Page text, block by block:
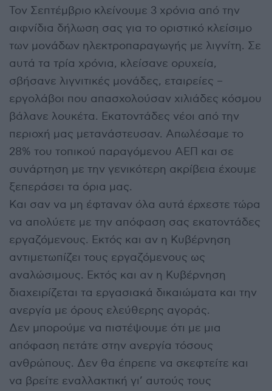
Τον Σεπτέμβριο κλείνουμε 3 χρόνια από την
αιφνίδια δήλωση σας για το οριστικό κλείσιμο
των μονάδων ηλεκτροπαραγωγής με λιγνίτη. Σε
αυτά τα τρία χρόνια, κλείσανε ορυχεία,
σβήσανε λιγνιτικές μονάδες, εταιρείες –
εργολάβοι που απασχολούσαν χιλιάδες κόσμου
βάλανε λουκέτα. Εκατοντάδες νέοι από την
περιοχή μας μετανάστευσαν. Απωλέσαμε το
28% του τοπικού παραγόμενου ΑΕΠ και σε
συνάρτηση με την γενικότερη ακρίβεια έχουμε
ξεπεράσει τα όρια μας.
Και σαν να μη έφταναν όλα αυτά έρχεστε τώρα
να απολύετε με την απόφαση σας εκατοντάδες
εργαζόμενους. Εκτός και αν η Κυβέρνηση
αντιμετωπίζει τους εργαζόμενους ως
αναλώσιμους. Εκτός και αν η Κυβέρνηση
διαχειρίζεται τα εργασιακά δικαιώματα και την
ανεργία με όρους ελεύθερης αγοράς.
Δεν μπορούμε να πιστέψουμε ότι με μια
απόφαση πετάτε στην ανεργία τόσους
ανθρώπους. Δεν θα έπρεπε να σκεφτείτε και
να βρείτε εναλλακτική γι’ αυτούς τους